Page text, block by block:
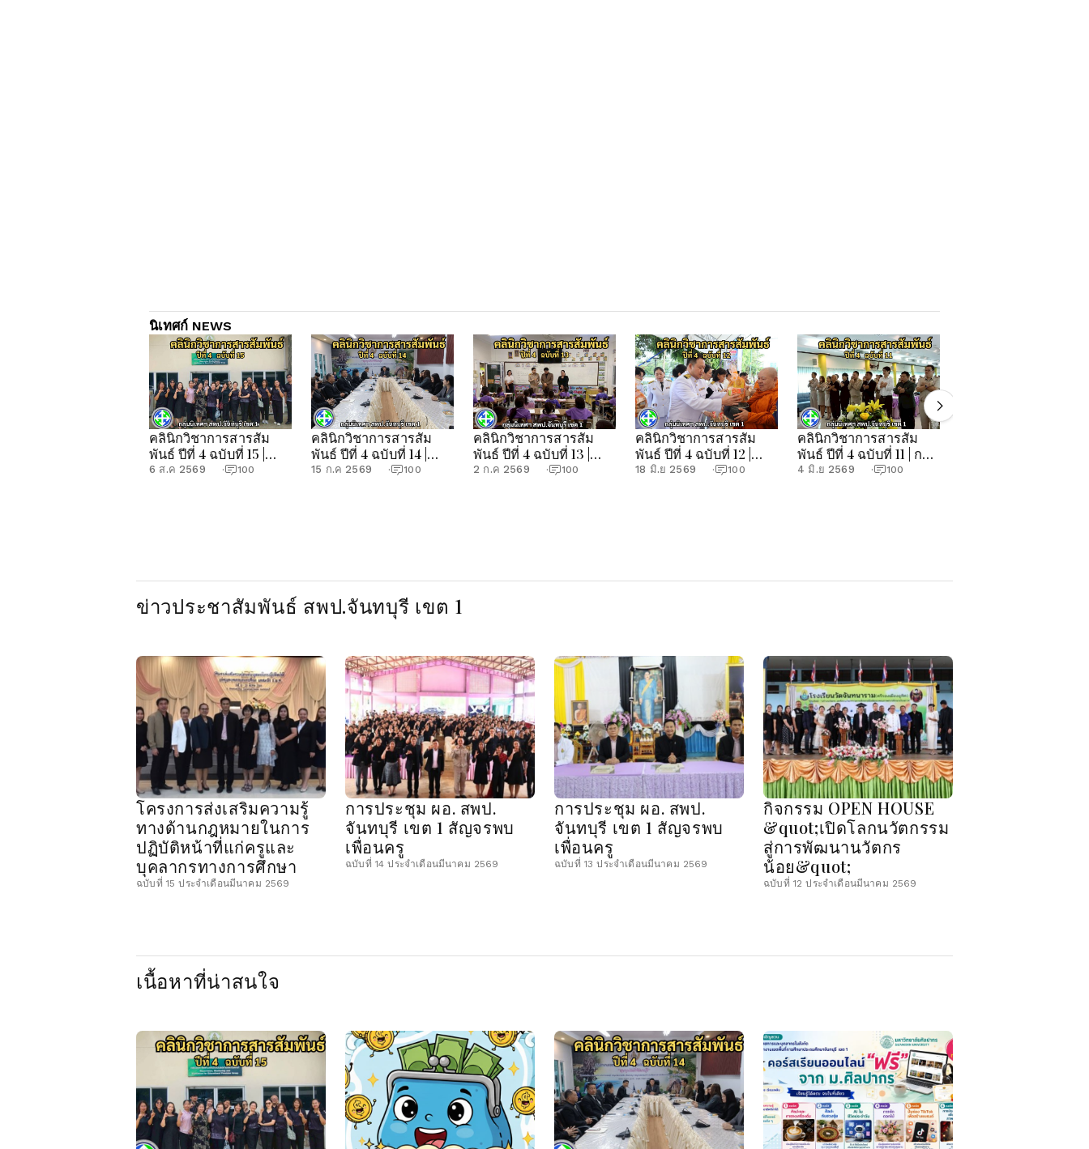
นิเทศก์ NEWS
คลินิกวิชาการสารสัม
พันธ์ ปีที่ 4 ฉบับที่ 15 |
กลุ่มนิเทศฯ สพป.จันทบุรี
6 ส.ค 2569 · 100
คลินิกวิชาการสารสัม
พันธ์ ปีที่ 4 ฉบับที่ 14 |
กลุ่มนิเทศฯ สพป.จันทบุรี
15 ก.ค 2569 · 100
คลินิกวิชาการสารสัม
พันธ์ ปีที่ 4 ฉบับที่ 13 |
กลุ่มนิเทศฯ สพป.จันทบุรี
2 ก.ค 2569 · 100
คลินิกวิชาการสารสัม
พันธ์ ปีที่ 4 ฉบับที่ 12 |
กลุ่มนิเทศฯ สพป.จันทบุรี
18 มิ.ย 2569 · 100
คลินิกวิชาการสารสัม
พันธ์ ปีที่ 4 ฉบับที่ 11 | กลุ่ม
นิเทศฯ สพป.จันทบุรี เขต
4 มิ.ย 2569 · 100
ข่าวประชาสัมพันธ์ สพป.จันทบุรี เขต 1
โครงการส่งเสริมความรู้
ทางด้านกฎหมายในการ
ปฏิบัติหน้าที่แก่ครูและ
บุคลากรทางการศึกษา
ฉบับที่ 15 ประจำเดือนมีนาคม 2569
การประชุม ผอ. สพป.
จันทบุรี เขต 1 สัญจรพบ
เพื่อนครู
ฉบับที่ 14 ประจำเดือนมีนาคม 2569
การประชุม ผอ. สพป.
จันทบุรี เขต 1 สัญจรพบ
เพื่อนครู
ฉบับที่ 13 ประจำเดือนมีนาคม 2569
กิจกรรม OPEN HOUSE
&quot;เปิดโลกนวัตกรรม
สู่การพัฒนานวัตกร
น้อย&quot;
ฉบับที่ 12 ประจำเดือนมีนาคม 2569
เนื้อหาที่น่าสนใจ